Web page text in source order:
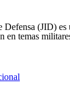
Defensa (JID)
en temas